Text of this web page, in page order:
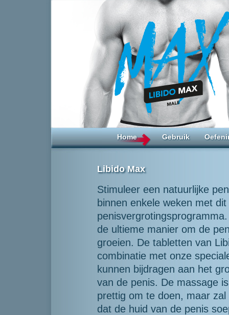
Home Gebruik
Libido Max
Stimuleer een natuurlijke
binnen enkele weken met
de ultieme manier om de
groeien. De tabletten van
combinatie met onze
kunnen bijdragen aan het
van de penis. De massage
prettig om te doen, maar
dat de huid van de penis